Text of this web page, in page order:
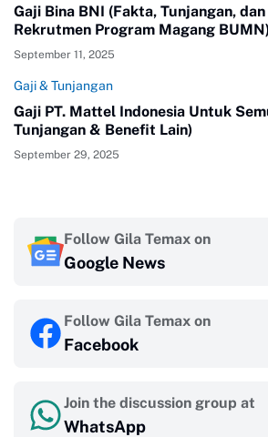
Gaji Bina BNI (Fakta, Tunjangan,
Rekrutmen Program Magang BUMN)
September 11, 2025
Gaji & Tunjangan
Gaji PT. Mattel Indonesia Untuk
Tunjangan & Benefit Lain)
September 29, 2025
Follow Gila Temax on
Google News
Follow Gila Temax on
Facebook
Join the discussion group at
WhatsApp